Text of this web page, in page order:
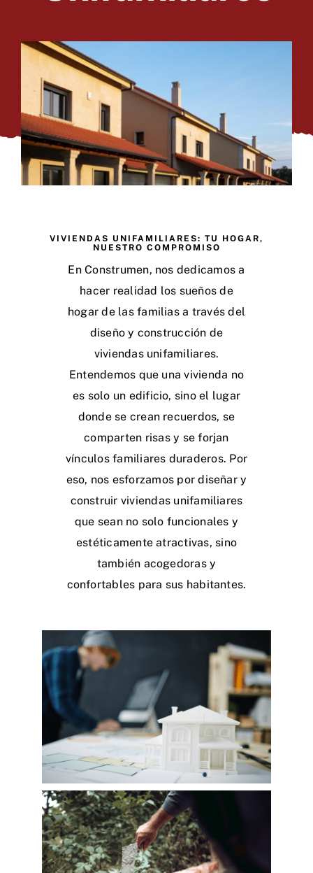
VIVIENDAS UNIFAMILIARES: TU HOGAR,
NUESTRO COMPROMISO
En Construmen, nos dedicamos a
hacer realidad los sueños de
hogar de las familias a través del
diseño y construcción de
viviendas unifamiliares.
Entendemos que una vivienda no
es solo un edificio, sino el lugar
donde se crean recuerdos, se
comparten risas y se forjan
vínculos familiares duraderos. Por
eso, nos esforzamos por diseñar y
construir viviendas unifamiliares
que sean no solo funcionales y
estéticamente atractivas, sino
también acogedoras y
confortables para sus habitantes.